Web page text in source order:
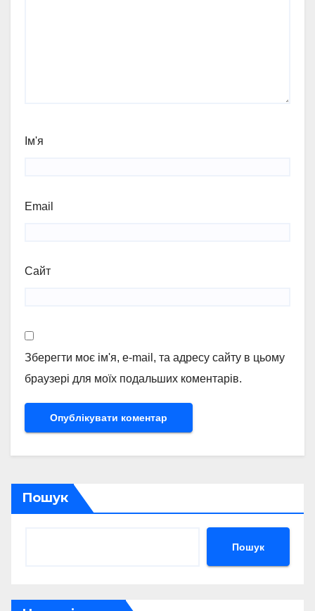
Ім'я
Email
Сайт
Зберегти моє ім'я, e-mail, та адресу сайту в цьому
браузері для моїх подальших коментарів.
Пошук
Пошук